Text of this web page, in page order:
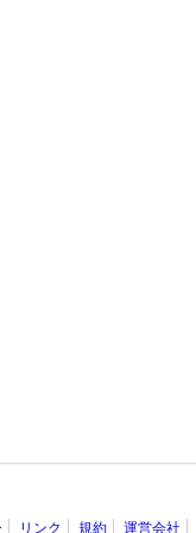
リンク 規約 運営会社